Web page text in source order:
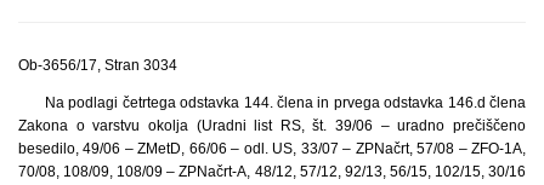
Ob-3656/17, Stran 3034
Na podlagi četrtega odstavka 144. člena in prvega odstavka 146.d člena
Zakona o varstvu okolja (Uradni list RS, št. 39/06 – uradno prečiščeno
besedilo, 49/06 – ZMetD, 66/06 – odl. US, 33/07 – ZPNačrt, 57/08 – ZFO-1A,
70/08, 108/09, 108/09 – ZPNačrt-A, 48/12, 57/12, 92/13, 56/15, 102/15, 30/16